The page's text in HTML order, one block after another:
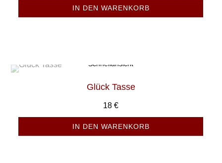
IN DEN WARENKORB
Schnellansicht
Glück Tasse
18€
IN DEN WARENKORB